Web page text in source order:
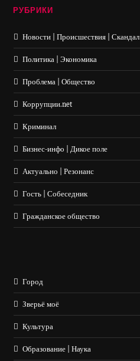
РУБРИКИ
Новости | Происшествия | Скандал
Политика | Экономика
Проблема | Общество
Коррупции.net
Криминал
Бизнес-инфо | Дикое поле
Актуально | Резонанс
Гость | Собеседник
Гражданское общество
Город
Зверьё моё
Культура
Образование | Наука